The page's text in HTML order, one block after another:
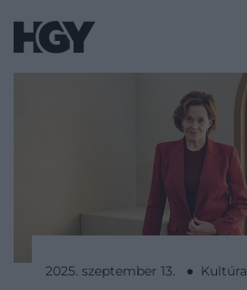
2025. szeptember 13. ● Kultúra